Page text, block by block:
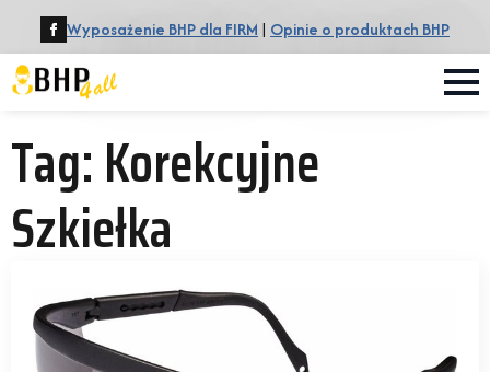
Wyposażenie BHP dla FIRM | Opinie o produktach BHP
Tag:Korekcyjne
Szkiełka